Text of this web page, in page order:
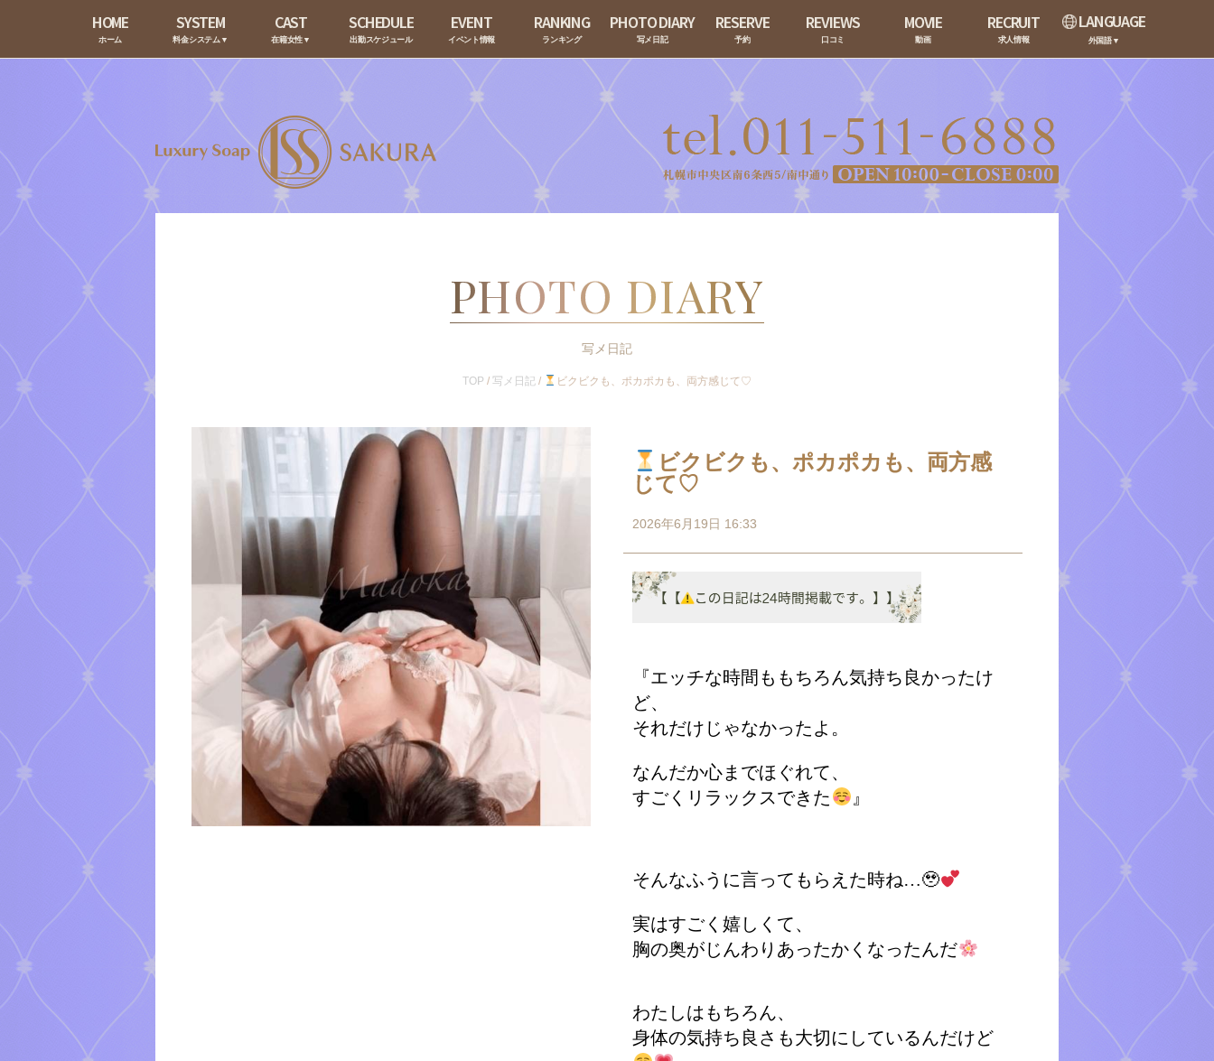
HOME
ホーム
SYSTEM
料金システム▼
CAST
在籍女性▼
SCHEDULE
出勤スケジュール
EVENT
イベント情報
RANKING
ランキング
PHOTO DIARY
写メ日記
RESERVE
予約
REVIEWS
口コミ
MOVIE
動画
RECRUIT
求人情報
LANGUAGE
外国語▼
PHOTO DIARY
写メ日記
TOP /写メ日記 / ビクビクも、ポカポカも、両方感じて♡
ビクビクも、ポカポカも、両方感
じて♡
2026年6月19日 16:33
『エッチな時間ももちろん気持ち良かったけ
ど、
それだけじゃなかったよ。
なんだか心までほぐれて、
すごくリラックスできた
』
そんなふうに言ってもらえた時ね…🥹
実はすごく嬉しくて、
胸の奥がじんわりあったかくなったんだ
わたしはもちろん、
身体の気持ち良さも大切にしているんだけど